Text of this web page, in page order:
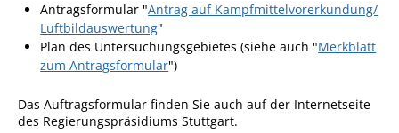
Tourismus
Steillagen/Weinberge
Natur Umwelt Klima
Pop-Up-Museum
Kerngeschichten
Antragsformular "Antrag auf Kampfmittelvorerkundung/
Luftbildauswertung"
Plan des Untersuchungsgebietes (siehe auch "Merkblatt
zum Antragsformular")
Das Auftragsformular finden Sie auch auf der Internetseite
des Regierungspräsidiums Stuttgart.